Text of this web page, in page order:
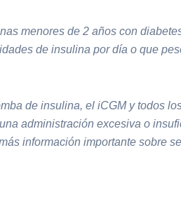
menores de 2 años con
de insulina por día o que
de insulina, el iCGM y todos
administración excesiva o
información importante sobre